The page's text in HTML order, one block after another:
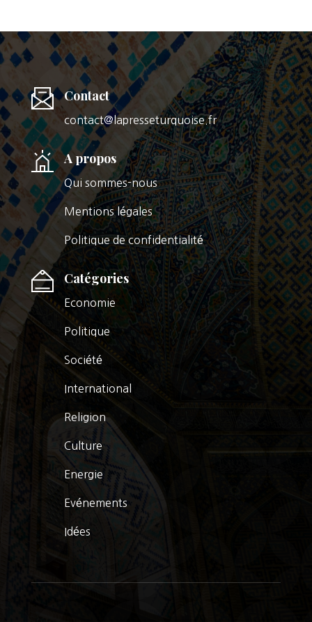
Contact
contact@lapresseturquoise.fr
A propos
Qui sommes-nous
Mentions légales
Politique de confidentialité
Catégories
Economie
Politique
Société
International
Religion
Culture
Energie
Evénements
Idées